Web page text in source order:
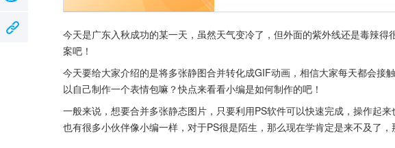
今天是广东入秋成功的某一天，虽然天气变冷了，但外面的紫外线还是毒辣
案吧！
今天要给大家介绍的是将多张静图合并转化成GIF动画，相信大家每天都会接
以自己制作一个表情包嘛？快点来看看小编是如何制作的吧！
一般来说，想要合并多张静态图片，只要利用PS软件可以快速完成，操作起
也有很多小伙伴像小编一样，对于PS很是陌生，那么现在学肯定是来不及了